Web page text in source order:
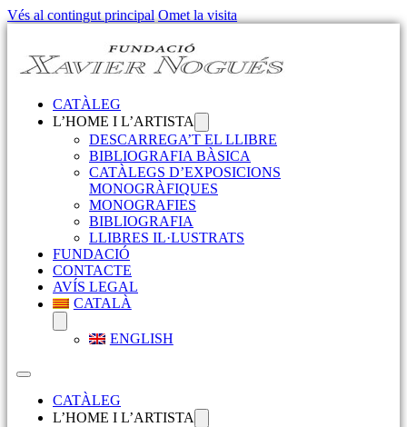
Vés al contingut principal Omet la visita
CATÀLEG
L’HOME I L’ARTISTA
DESCARREGA’T EL LLIBRE
BIBLIOGRAFIA BÀSICA
CATÀLEGS D’EXPOSICIONS
MONOGRÀFIQUES
MONOGRAFIES
BIBLIOGRAFIA
LLIBRES IL·LUSTRATS
FUNDACIÓ
CONTACTE
AVÍS LEGAL
CATALÀ
ENGLISH
CATÀLEG
L’HOME I L’ARTISTA